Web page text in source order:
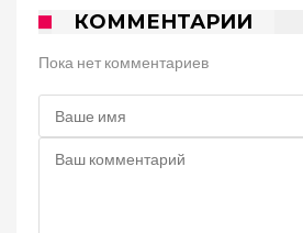
КОММЕНТАРИИ
Пока нет комментариев